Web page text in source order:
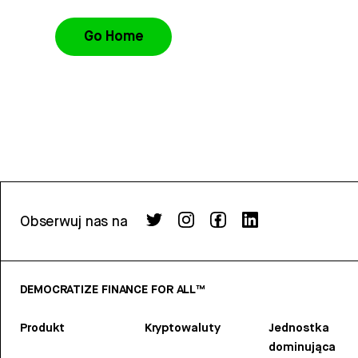
Go Home
Obserwuj nas na
DEMOCRATIZE FINANCE FOR ALL™
Produkt Kryptowaluty
Jednostka
dominująca